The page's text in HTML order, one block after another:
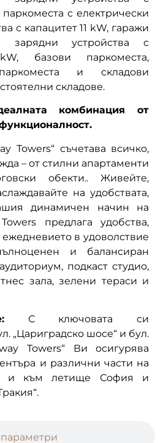
параметри
паркоместа с електрически
с капацитет 11 kW, гаражи
зарядни устройства с
базови паркоместа,
и складови
складове.
комбинация от
Towers“ съчетава всичко,
– от стилни апартаменти
обекти.. Живейте,
на удобствата,
динамичен начин на
предлага удобства,
в удоволствие
и балансиран
подкаст студио,
зала, зелени тераси и
С ключовата си
„Цариградско шосе“ и бул.
Towers“ Ви осигурява
и различни части на
и към летище София и